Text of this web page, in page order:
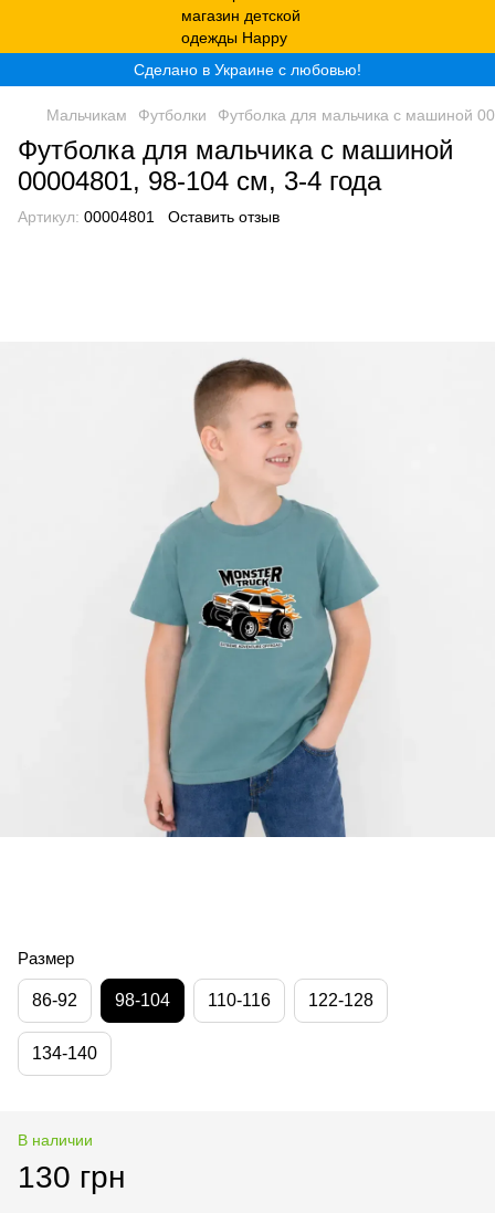
Сделано в Украине с любовью!
Мальчикам Футболки Футболка для мальчика с машиной
Футболка для мальчика с машиной
00004801, 98-104 см, 3-4 года
Артикул: 00004801 Оставить отзыв
Размер
86-92 98-104 110-116 122-128
134-140
В наличии
130 грн